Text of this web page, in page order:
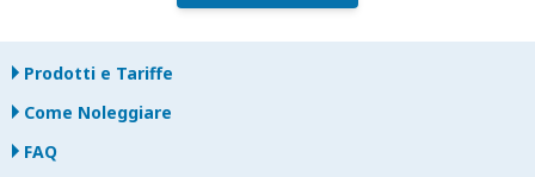
Prodotti e Tariffe
Come Noleggiare
FAQ